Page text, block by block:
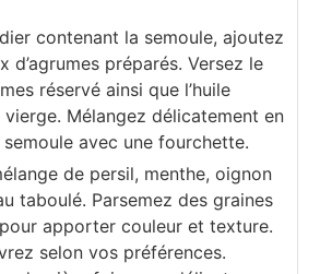
contenant la semoule, ajoutez
d’agrumes préparés. Versez le
réservé ainsi que l’huile
vierge. Mélangez délicatement en
avec une fourchette.
de persil, menthe, oignon
taboulé. Parsemez des graines
apporter couleur et texture.
selon vos préférences.